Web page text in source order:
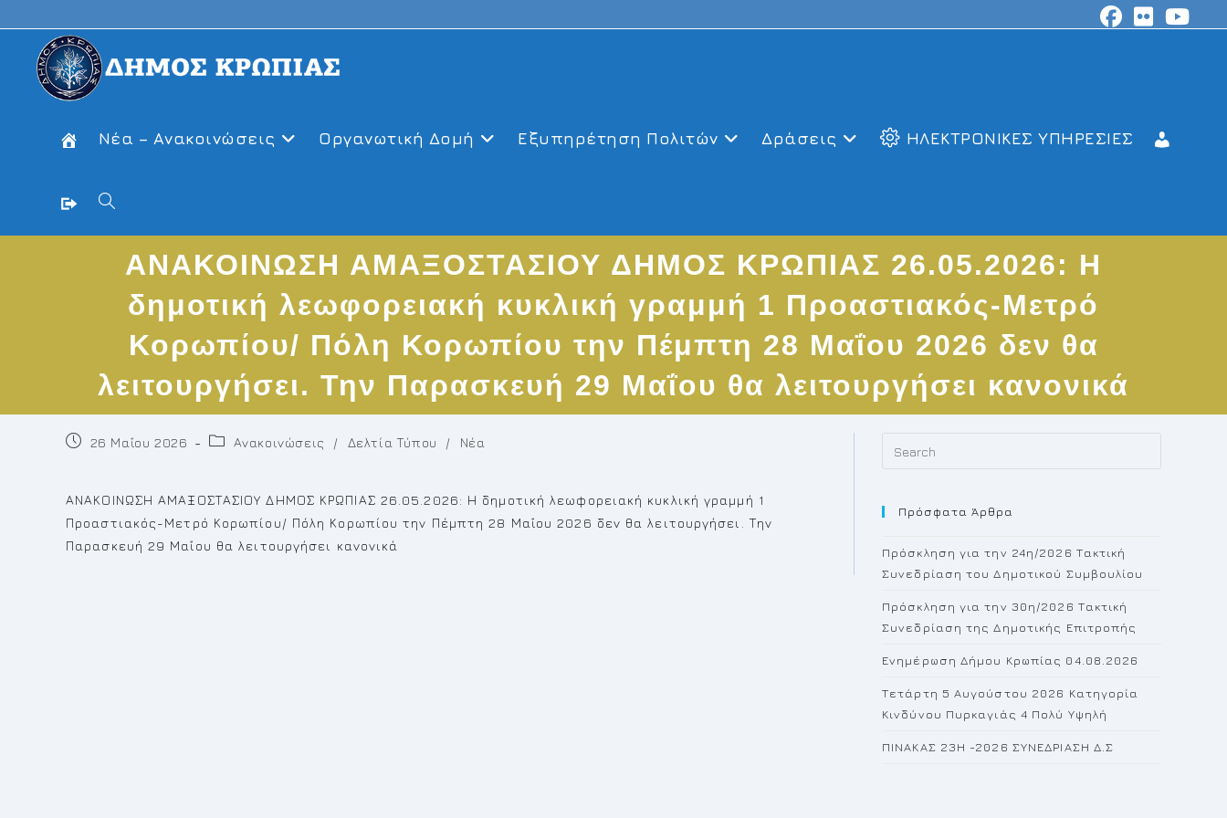
to
content
Νέα – Ανακοινώσεις Οργανωτική Δομή Εξυπηρέτηση Πολιτών Δράσεις ΗΛΕΚΤΡΟΝΙΚΕΣ ΥΠΗΡΕΣΙΕΣ
Toggle
websiteΑΝΑΚΟΙΝΩΣΗ ΑΜΑΞΟΣΤΑΣΙΟΥ ΔΗΜΟΣ ΚΡΩΠΙΑΣ 26.05.2026: Η
δημοτική λεωφορειακή κυκλική γραμμή 1 Προαστιακός-Μετρό
Κορωπίου/ Πόλη Κορωπίου την Πέμπτη 28 Μαΐου 2026 δεν θα
λειτουργήσει. Την Παρασκευή 29 Μαΐου θα λειτουργήσει κανονικά
Post26 Μαΐου 2026
PostΑνακοινώσεις / Δελτία Τύπου / Νέα
ΑΝΑΚΟΙΝΩΣΗ ΑΜΑΞΟΣΤΑΣΙΟΥ ΔΗΜΟΣ ΚΡΩΠΙΑΣ 26.05.2026: Η δημοτική λεωφορειακή κυκλική γραμμή 1
Προαστιακός-Μετρό Κορωπίου/ Πόλη Κορωπίου την Πέμπτη 28 Μαΐου 2026 δεν θα λειτουργήσει. Την
Παρασκευή 29 Μαΐου θα λειτουργήσει κανονικά
Escape
Πρόσφατα Άρθρα
Πρόσκληση για την 24η/2026 Τακτική
Συνεδρίαση του Δημοτικού Συμβουλίου
Πρόσκληση για την 30η/2026 Τακτική
Συνεδρίαση της Δημοτικής Επιτροπής
Ενημέρωση Δήμου Κρωπίας 04.08.2026
Τετάρτη 5 Αυγούστου 2026 Κατηγορία
Κινδύνου Πυρκαγιάς 4 Πολύ Υψηλή
ΠΙΝΑΚΑΣ 23H -2026 ΣΥΝΕΔΡΙΑΣΗ Δ.Σ